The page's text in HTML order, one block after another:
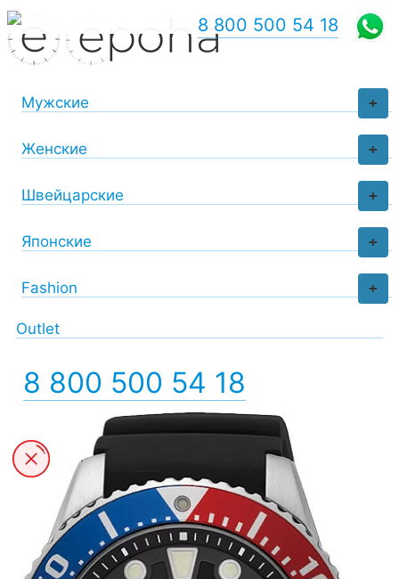
+
Мужские
+
Женские
+
Швейцарские
+
Японские
+
Fashion
Outlet
8 800 500 54 18
8 800 500 54 18